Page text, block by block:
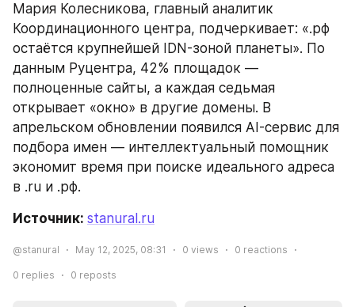
Мария Колесникова, главный аналитик
Координационного центра, подчеркивает: «.рф
остаётся крупнейшей IDN-зоной планеты». По
данным Руцентра, 42% площадок —
полноценные сайты, а каждая седьмая
открывает «окно» в другие домены. В
апрельском обновлении появился AI-сервис для
подбора имен — интеллектуальный помощник
экономит время при поиске идеального адреса
в .ru и .рф.
Источник: stanural.ru
@stanural May 12, 2025, 08:31 0 views 0 reactions
0 replies 0 reposts